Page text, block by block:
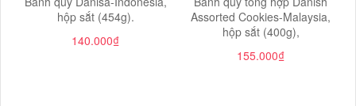
hộp sắt (454g).
140.000₫
Assorted Cookies-Malaysia,
hộp sắt (400g),
155.000₫